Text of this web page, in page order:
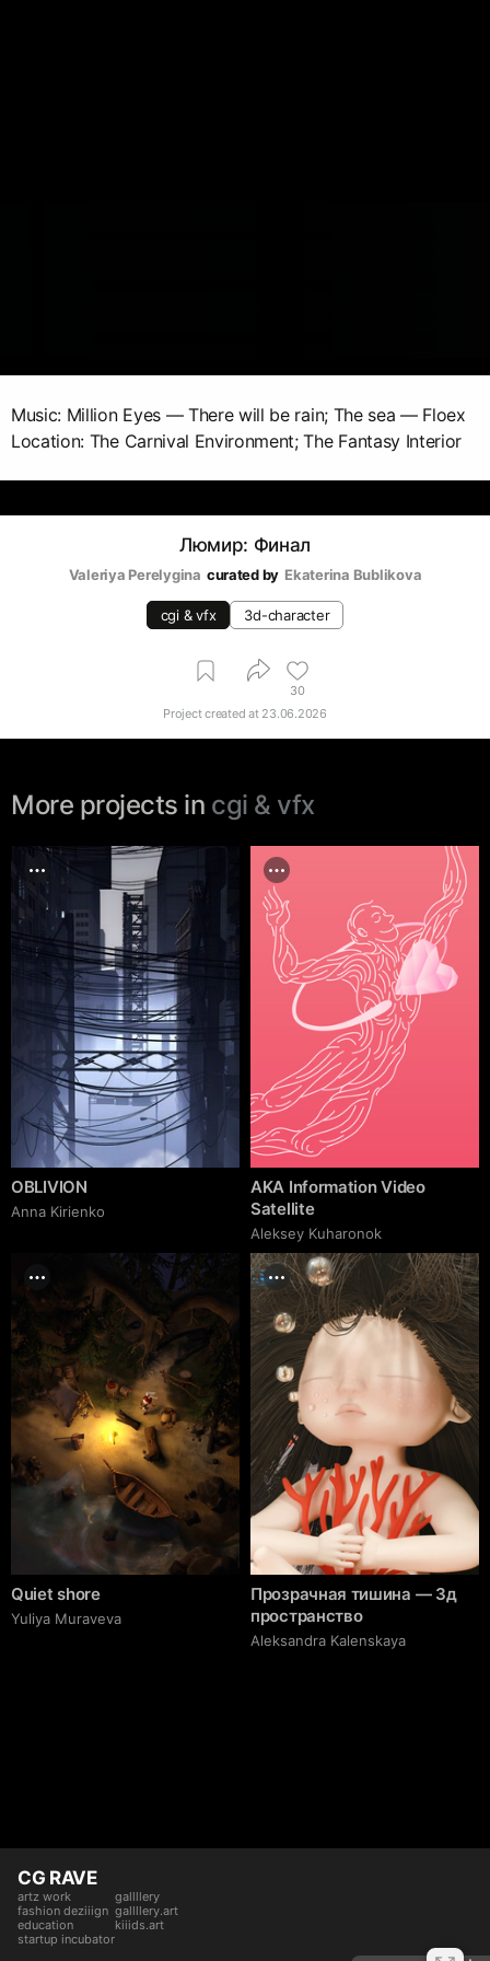
Music: Million Eyes — There will be rain; The sea — Floex
Location: The Carnival Environment; The Fantasy Interior
Люмир: Финал
Valeriya Perelygina curated by Ekaterina Bublikova
cgi & vfx 3d-character
30
Project created at 23.06.2026
More projects in cgi & vfx
OBLIVION
Anna Kirienko
AKA Information Video
Satellite
Aleksey Kuharonok
Quiet shore
Yuliya Muraveva
Прозрачная тишина — 3д
пространство
Aleksandra Kalenskaya
CG RAVE
artz work
fashion deziiign
education
startup incubator
gallllery
gallllery.art
kiiids.art